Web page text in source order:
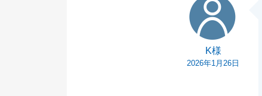
K様
2026年1月26日